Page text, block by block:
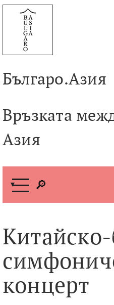
Към
съдържанието
Българо.Азия
Връзката
Азия
М
н
концерт